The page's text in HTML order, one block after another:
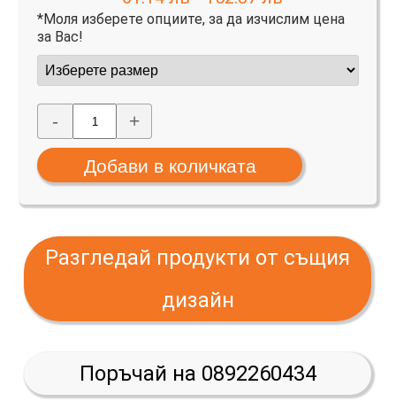
*Моля изберете опциите, за да изчислим цена
за Вас!
- +
Разгледай продукти от същия
дизайн
Поръчай на 0892260434